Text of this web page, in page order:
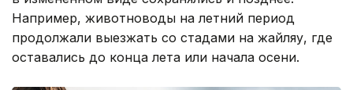
Например, животноводы на летний период
продолжали выезжать со стадами на жайляу, где
оставались до конца лета или начала осени.